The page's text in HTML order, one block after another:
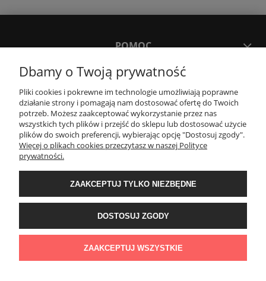
POMOC
MOJE KONTO
PŁATNOŚCI I DOSTAWA
Wyposażenie łazienek Łazienki.eco | Pawła 23, 41-708 Ruda Śląska | E-mail:
sklep@lazienki.eco | Tel.: 600 012 164 lub 600 012 159 | TGS Przemysław
Stoń | NIP: 6312213594 | REGON: 276403698
Dbamy o Twoją prywatność
Pliki cookies i pokrewne im technologie umożliwiają poprawne
działanie strony i pomagają nam dostosować ofertę do Twoich
potrzeb. Możesz zaakceptować wykorzystanie przez nas
wszystkich tych plików i przejść do sklepu lub dostosować użycie
plików do swoich preferencji, wybierając opcję "Dostosuj zgody".
Więcej o plikach cookies przeczytasz w naszej Polityce
prywatności.
ZAAKCEPTUJ TYLKO NIEZBĘDNE
DOSTOSUJ ZGODY
ZAAKCEPTUJ WSZYSTKIE